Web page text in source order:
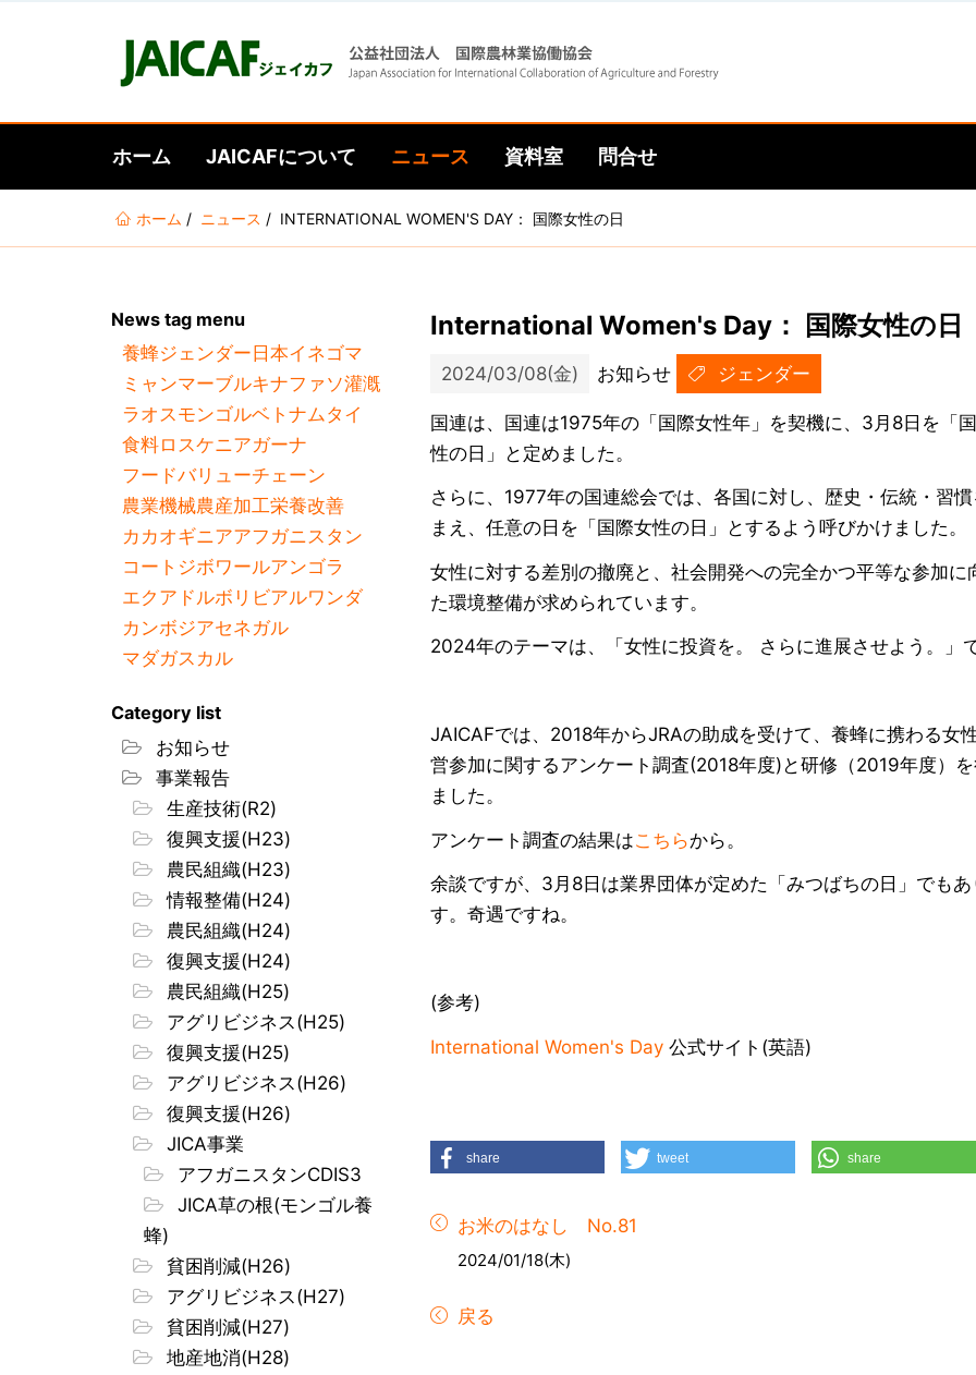
ホーム JAICAFについて ニュース 資料室 問合せ
ホーム ニュース INTERNATIONAL WOMEN'S DAY： 国際女性の日
News tag menu
養蜂ジェンダー 日本イネゴマ
ミャンマーブルキナファソ灌漑
ラオスモンゴルベトナムタイ
食料ロスケニアガーナ
フードバリューチェーン
農業機械農産加工栄養改善
カカオギニアアフガニスタン
コートジボワールアンゴラ
エクアドルボリビアルワンダ
カンボジアセネガル
マダガスカル
Category list
お知らせ
事業報告
生産技術(R2)
復興支援(H23)
農民組織(H23)
情報整備(H24)
農民組織(H24)
復興支援(H24)
農民組織(H25)
アグリビジネス(H25)
復興支援(H25)
アグリビジネス(H26)
復興支援(H26)
JICA事業
アフガニスタンCDIS3
JICA草の根(モンゴル養
蜂)
貧困削減(H26)
アグリビジネス(H27)
貧困削減(H27)
地産地消(H28)
International Women's Day： 国際女性の日
2024/03/08(金) お知らせ ジェンダー
国連は、国連は1975年の「国際女性年」を契機に、3月8日を「
性の日」と定めました。
さらに、1977年の国連総会では、各国に対し、歴史・伝統・習
まえ、任意の日を「国際女性の日」とするよう呼びかけました。
女性に対する差別の撤廃と、社会開発への完全かつ平等な参加に
た環境整備が求められています。
2024年のテーマは、「女性に投資を。 さらに進展させよう。」
JAICAFでは、2018年からJRAの助成を受けて、養蜂に携わる女
営参加に関するアンケート調査(2018年度)と研修（2019年度）
ました。
アンケート調査の結果はこちらから。
余談ですが、3月8日は業界団体が定めた「みつばちの日」でもあ
す。奇遇ですね。
(参考)
International Women's Day公式サイト(英語)
share tweet share
お米のはなし No.81
2024/01/18(木)
戻る